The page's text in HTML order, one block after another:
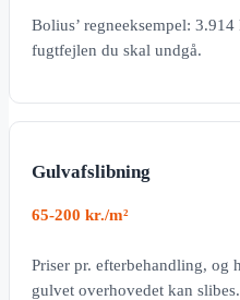
Bolius’ regneeksempel:
fugtfejlen du skal undgå.
Gulvafslibning
65-200 kr./m²
Priser pr. efterbehandling, og
gulvet overhovedet kan slibes.